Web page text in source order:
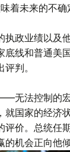
着未来的不确
执政业绩以及
底线和普通美
判。
无法控制的宏
就国家的经济
评价。总统任
机会正向他倾